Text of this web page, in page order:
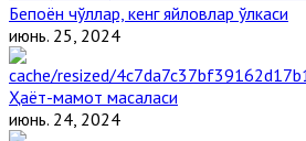
Бепоён чўллар, кенг яйловлар ўлкаси
июнь. 25, 2024
Ҳаёт-мамот масаласи
июнь. 24, 2024